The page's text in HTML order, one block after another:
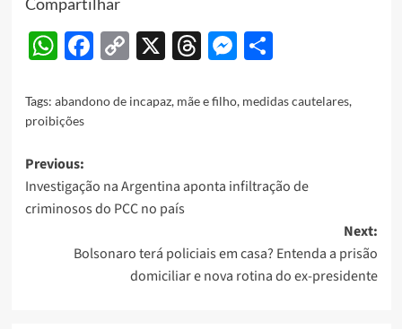
WhatsApp
Facebook
Copy
X Threads
Messenger
Share
Tags: abandono de incapaz, mãe e filho, medidas cautelares,
proibições
Post
navigation
Previous:
Investigação na Argentina aponta infiltração de
criminosos do PCC no país
Next:
Bolsonaro terá policiais em casa? Entenda a prisão
domiciliar e nova rotina do ex-presidente